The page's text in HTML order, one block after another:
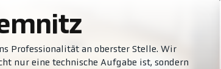
Professionalität an oberster Stelle. Wir
nur eine technische Aufgabe ist, sondern